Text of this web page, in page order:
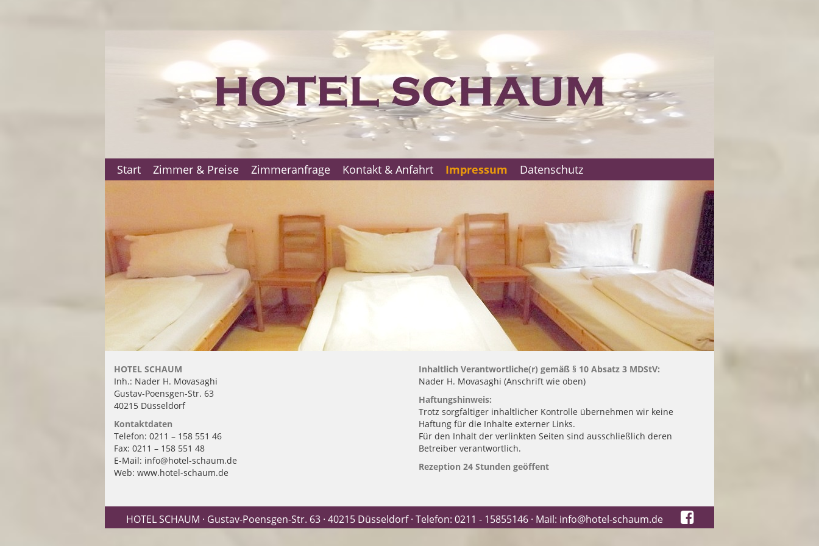
Start Zimmer & Preise Zimmeranfrage Kontakt & Anfahrt Impressum Datenschutz
HOTEL SCHAUM
Inh.: Nader H. Movasaghi
Gustav-Poensgen-Str. 63
40215 Düsseldorf
Kontaktdaten
Telefon: 0211 – 158 551 46
Fax: 0211 – 158 551 48
E-Mail: info@hotel-schaum.de
Web: www.hotel-schaum.de
Inhaltlich Verantwortliche(r) gemäß § 10 Absatz 3 MDStV:
Nader H. Movasaghi (Anschrift wie oben)
Haftungshinweis:
Trotz sorgfältiger inhaltlicher Kontrolle übernehmen wir keine
Haftung für die Inhalte externer Links.
Für den Inhalt der verlinkten Seiten sind ausschließlich deren
Betreiber verantwortlich.
Rezeption 24 Stunden geöffent
HOTEL SCHAUM · Gustav-Poensgen-Str. 63 · 40215 Düsseldorf · Telefon: 0211 - 15855146· Mail: info@hotel-schaum.de